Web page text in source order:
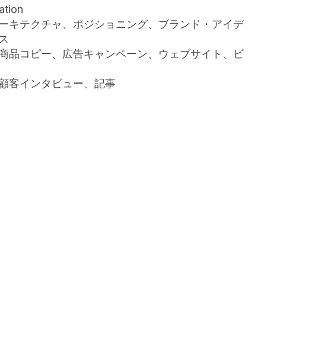
キテクチャ、ポジショニング、ブランド・アイデ
品コピー、広告キャンペーン、ウェブサイト、ビ
客インタビュー、記事